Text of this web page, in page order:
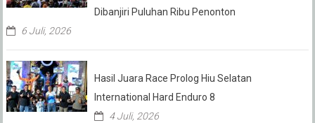
Dibanjiri Puluhan Ribu Penonton
6 Juli, 2026
Hasil Juara Race Prolog Hiu Selatan
International Hard Enduro 8
4 Juli, 2026